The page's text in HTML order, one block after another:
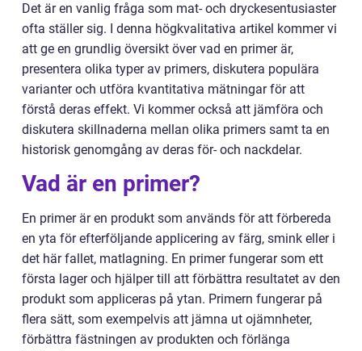
Det är en vanlig fråga som mat- och dryckesentusiaster
ofta ställer sig. I denna högkvalitativa artikel kommer vi
att ge en grundlig översikt över vad en primer är,
presentera olika typer av primers, diskutera populära
varianter och utföra kvantitativa mätningar för att
förstå deras effekt. Vi kommer också att jämföra och
diskutera skillnaderna mellan olika primers samt ta en
historisk genomgång av deras för- och nackdelar.
Vad är en primer?
En primer är en produkt som används för att förbereda
en yta för efterföljande applicering av färg, smink eller i
det här fallet, matlagning. En primer fungerar som ett
första lager och hjälper till att förbättra resultatet av den
produkt som appliceras på ytan. Primern fungerar på
flera sätt, som exempelvis att jämna ut ojämnheter,
förbättra fästningen av produkten och förlänga